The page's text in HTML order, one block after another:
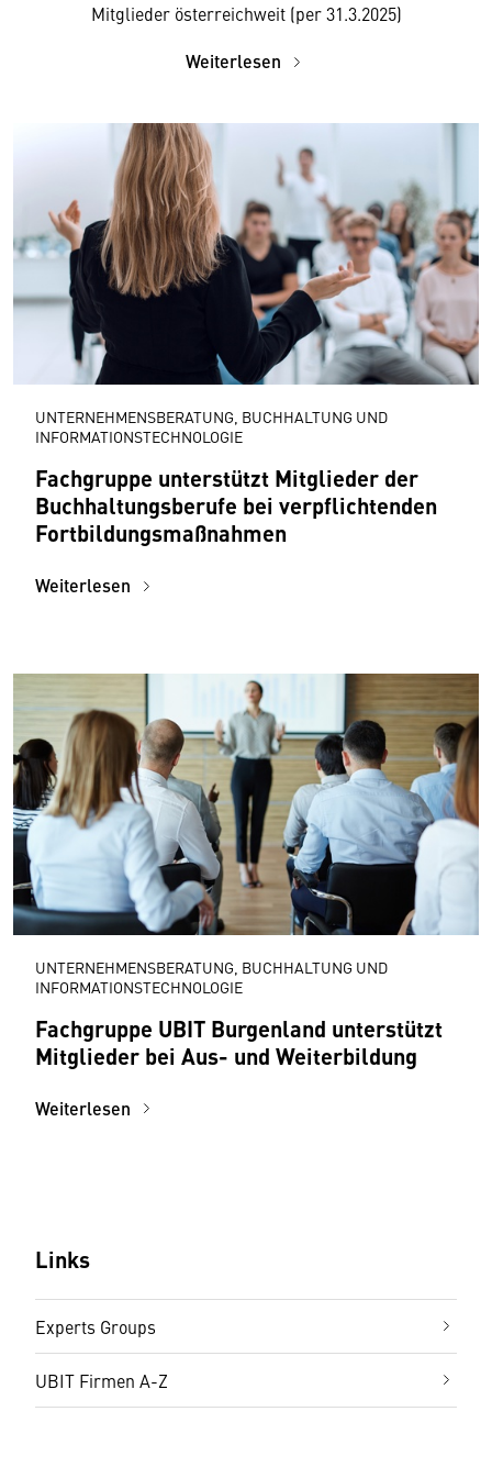
Mitglieder österreichweit (per 31.3.2025)
Weiterlesen
UNTERNEHMENSBERATUNG, BUCHHALTUNG UND
INFORMATIONSTECHNOLOGIE
Fachgruppe unterstützt Mitglieder der
Buchhaltungsberufe bei verpflichtenden
Fortbildungsmaßnahmen
Weiterlesen
UNTERNEHMENSBERATUNG, BUCHHALTUNG UND
INFORMATIONSTECHNOLOGIE
Fachgruppe UBIT Burgenland unterstützt
Mitglieder bei Aus- und Weiterbildung
Weiterlesen
Links
Experts Groups
UBIT Firmen A-Z